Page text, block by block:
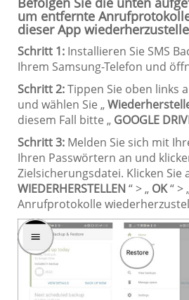
um entfernte
dieser App
Schritt 1: Installieren Sie SMS
Ihrem Samsung-Telefon und
Schritt 2:Tippen Sie oben links
und wählen Sie „
diesem Fall bitte „ GOOGLE
Schritt 3: Melden Sie sich mit
Ihren Passwörtern an und
Zielsicherungsdatei. Klicken Sie
WIEDERHERSTELLEN“ > „ OK“ >
Anrufprotokolle